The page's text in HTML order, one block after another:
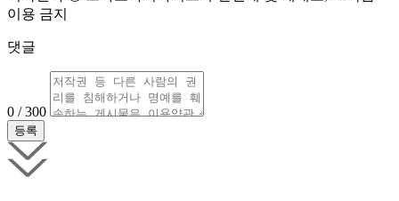
이용 금지
댓글
0 / 300